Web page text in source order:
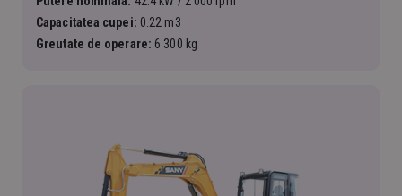
Capacitatea cupei: 0.22 m3
Greutate de operare: 6 300 kg